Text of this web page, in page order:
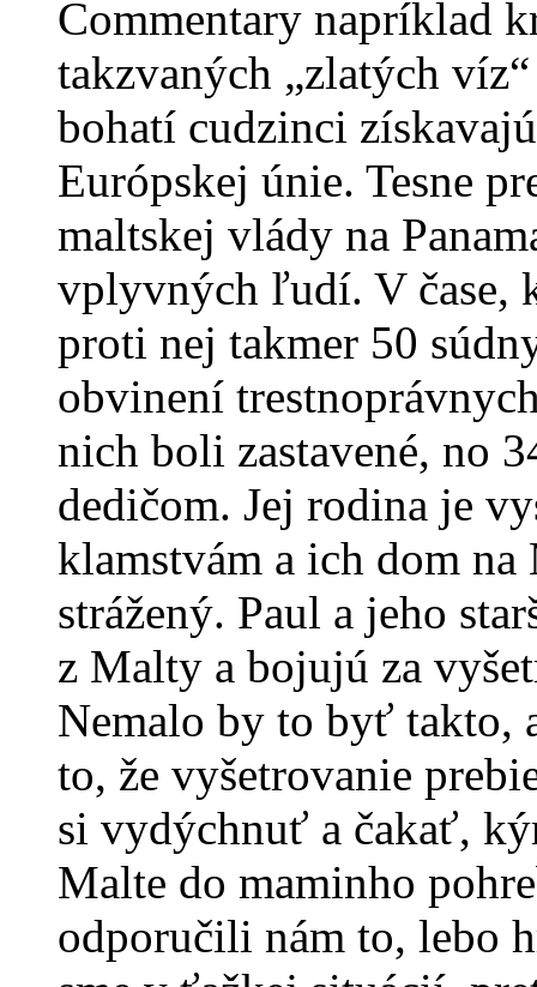
Commentary napríklad
takzvaných „zlatých
bohatí cudzinci
Európskej únie. Tesne
maltskej vlády na
vplyvných ľudí. V čase,
proti nej takmer 50
obvinení
nich boli zastavené, no
dedičom. Jej rodina je
klamstvám a ich dom
strážený. Paul a jeho
z Malty a bojujú za
Nemalo by to byť takto,
to, že vyšetrovanie
si vydýchnuť a čakať,
Malte do maminho
odporučili nám to, lebo